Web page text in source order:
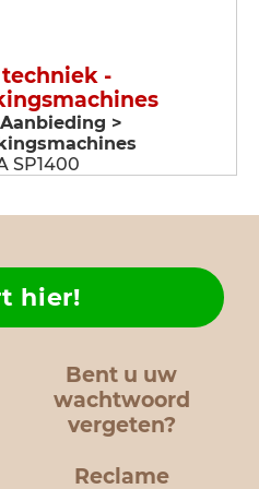
-
>
SP1400
Bent u uw
wachtwoord
vergeten?
hier!
Reclame